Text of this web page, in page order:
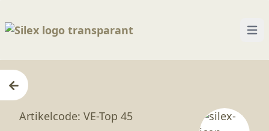
Artikelcode: VE-Top 45